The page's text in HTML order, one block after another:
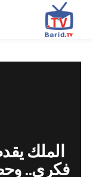
يقدم
وحصاد يبلغ